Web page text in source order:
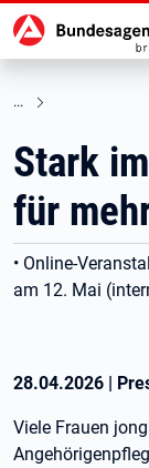
zu den
Stark
für
• Online-
am 12. Mai
28.04.2026 |
Viele Frauen